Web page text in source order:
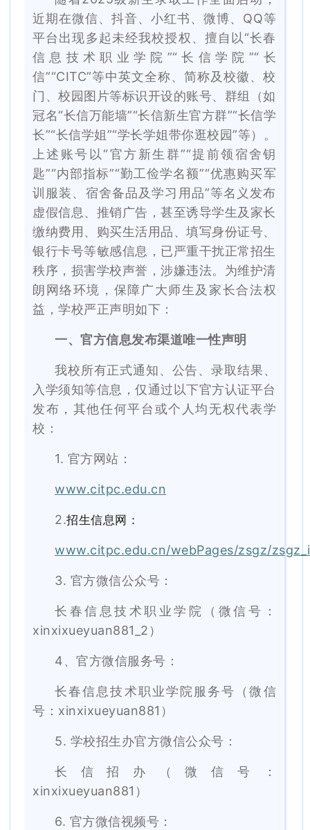
近期在微信、抖音、小红书、微博、QQ等
平台出现多起未经我校授权、擅自以“长春
信息技术职业学院”“长信学院”“长
信”“CITC”等中英文全称、简称及校徽、校
门、校园图片等标识开设的账号、群组（如
冠名“长信万能墙”“长信新生官方群”“长信学
长”“长信学姐”“学长学姐带你逛校园”等）。
上述账号以“官方新生群”“提前领宿舍钥
匙”“内部指标”“勤工俭学名额”“优惠购买军
训服装、宿舍备品及学习用品”等名义发布
虚假信息、推销广告，甚至诱导学生及家长
缴纳费用、购买生活用品、填写身份证号、
银行卡号等敏感信息，已严重干扰正常招生
秩序，损害学校声誉，涉嫌违法。为维护清
朗网络环境，保障广大师生及家长合法权
益，学校严正声明如下：
一、官方信息发布渠道唯一性声明
我校所有正式通知、公告、录取结果、
入学须知等信息，仅通过以下官方认证平台
发布，其他任何平台或个人均无权代表学
校：
1. 官方网站：
www.citpc.edu.cn
2.招生信息网：
www.citpc.edu.cn/webPages/zsgz/
3. 官方微信公众号 ：
长春信息技术职业学院（ 微信号：
xinxixueyuan881_2）
4、官方微信服务号：
长春信息技术职业学院服务号（微信
号 ： xinxixueyuan881）
5. 学校招生办官方微信公众号：
长信招办（微信号：
xinxixueyuan881）
6. 官方微信视频号：